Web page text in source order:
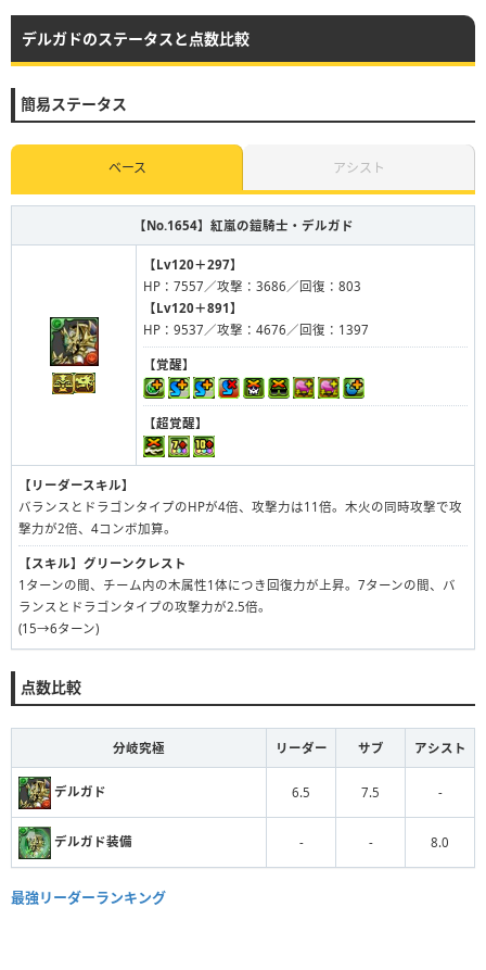
デルガドのステータスと点数比較
簡易ステータス
ベース アシスト
【No.1654】 紅嵐の鎧騎士・デルガド
【Lv120＋297】
HP：7557／攻撃：3686／回復：803
【Lv120＋891】
HP：9537／攻撃：4676／回復：1397
【覚醒】
【超覚醒】
【リーダースキル】
バランスとドラゴンタイプのHPが4倍、攻撃力は11倍。木火の同時攻撃で攻
撃力が2倍、4コンボ加算。
【スキル】 グリーンクレスト
1ターンの間、チーム内の木属性1体につき回復力が上昇。7ターンの間、バ
ランスとドラゴンタイプの攻撃力が2.5倍。
(15→6ターン)
点数比較
分岐究極 リーダー サブ アシスト
デルガド 6.5 7.5 -
デルガド装備 - - 8.0
最強リーダーランキング